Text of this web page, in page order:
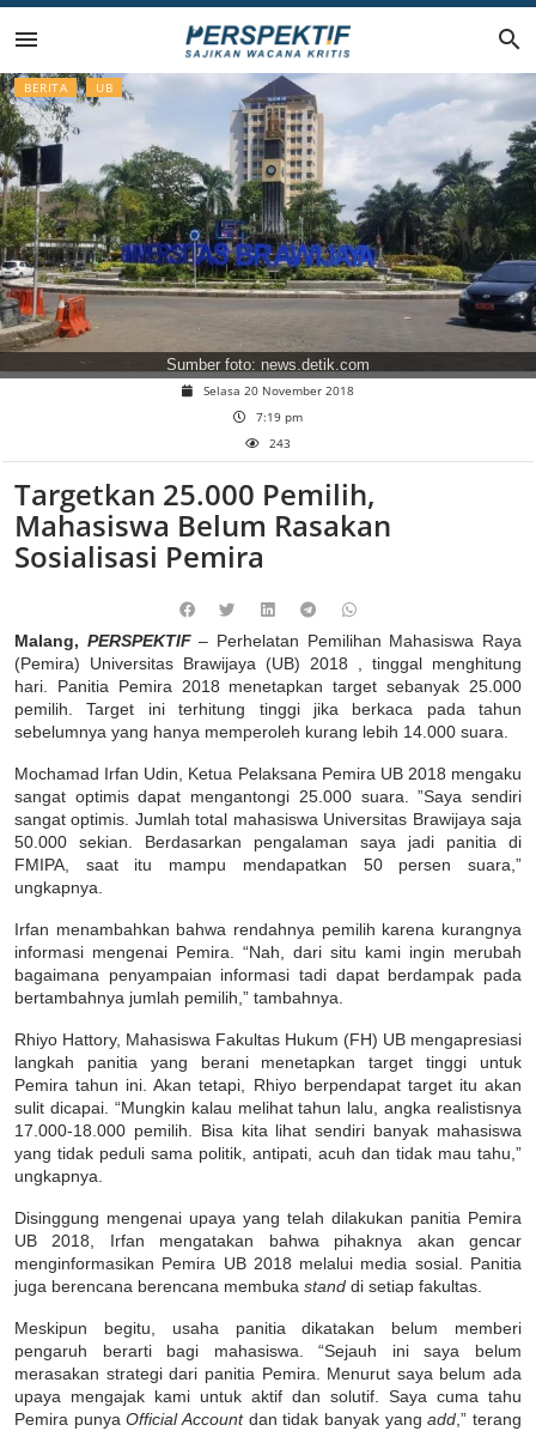
ke
konten
BERITA UB
Targetkan 25.000 Pemilih,
Mahasiswa Belum Rasakan
Sosialisasi Pemira
Selasa 20 November 2018
7:19 pm
243
Sumber foto: news.detik.com
Malang, PERSPEKTIF– Perhelatan Pemilihan Mahasiswa Raya
(Pemira) Universitas Brawijaya (UB) 2018 , tinggal menghitung
hari. Panitia Pemira 2018 menetapkan target sebanyak 25.000
pemilih. Target ini terhitung tinggi jika berkaca pada tahun
sebelumnya yang hanya memperoleh kurang lebih 14.000 suara.
Mochamad Irfan Udin, Ketua Pelaksana Pemira UB 2018 mengaku
sangat optimis dapat mengantongi 25.000 suara. ”Saya sendiri
sangat optimis. Jumlah total mahasiswa Universitas Brawijaya saja
50.000 sekian. Berdasarkan pengalaman saya jadi panitia di
FMIPA, saat itu mampu mendapatkan 50 persen suara,”
ungkapnya.
Irfan menambahkan bahwa rendahnya pemilih karena kurangnya
informasi mengenai Pemira. “Nah, dari situ kami ingin merubah
bagaimana penyampaian informasi tadi dapat berdampak pada
bertambahnya jumlah pemilih,” tambahnya.
Rhiyo Hattory, Mahasiswa Fakultas Hukum (FH) UB mengapresiasi
langkah panitia yang berani menetapkan target tinggi untuk
Pemira tahun ini. Akan tetapi, Rhiyo berpendapat target itu akan
sulit dicapai. “Mungkin kalau melihat tahun lalu, angka realistisnya
17.000-18.000 pemilih. Bisa kita lihat sendiri banyak mahasiswa
yang tidak peduli sama politik, antipati, acuh dan tidak mau tahu,”
ungkapnya.
Disinggung mengenai upaya yang telah dilakukan panitia Pemira
UB 2018, Irfan mengatakan bahwa pihaknya akan gencar
menginformasikan Pemira UB 2018 melalui media sosial. Panitia
juga berencana berencana membuka stand di setiap fakultas.
Meskipun begitu, usaha panitia dikatakan belum memberi
pengaruh berarti bagi mahasiswa. “Sejauh ini saya belum
merasakan strategi dari panitia Pemira. Menurut saya belum ada
upaya mengajak kami untuk aktif dan solutif. Saya cuma tahu
Pemira punyaOfficial Accountdan tidak banyak yang add ,” terang